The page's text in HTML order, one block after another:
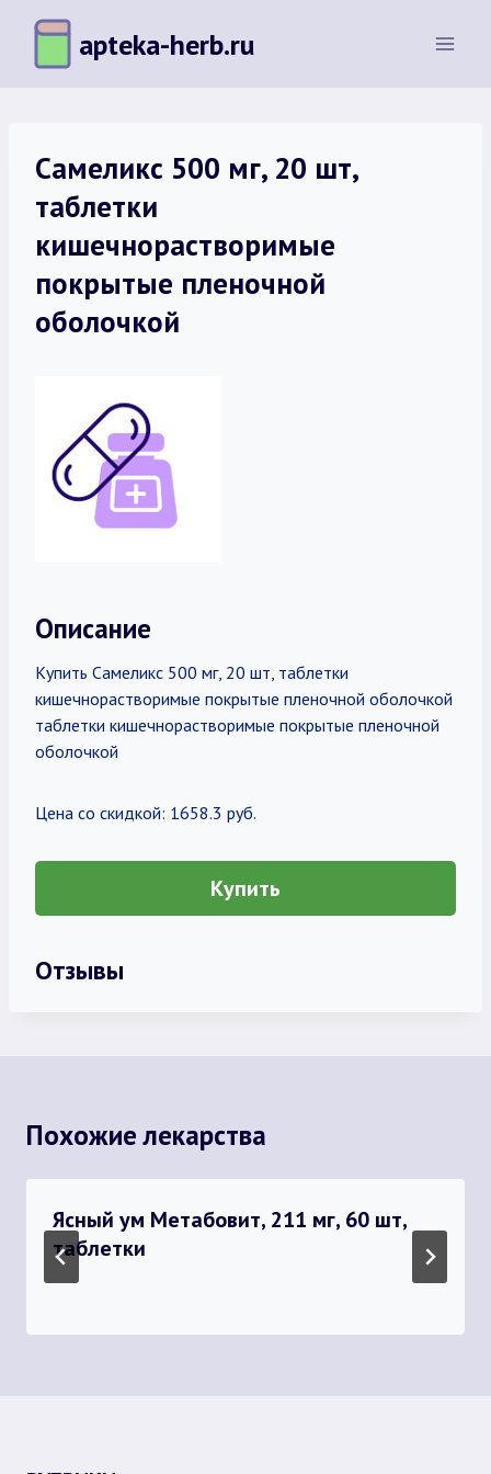
Перейти
содержимому
apteka-herb.ru
Самеликс 500 мг, 20 шт,
таблетки
кишечнорастворимые
покрытые пленочной
оболочкой
Описание
Купить Самеликс 500 мг, 20 шт, таблетки
кишечнорастворимые покрытые пленочной оболочкой
таблетки кишечнорастворимые покрытые пленочной
оболочкой
Цена со скидкой: 1658.3 руб.
Купить
Отзывы
Похожие лекарства
Ясный ум Метабовит, 211 мг, 60 шт,
таблетки